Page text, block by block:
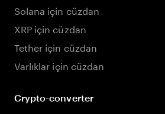
Solana için cüzdan
XRP için cüzdan
Tether için cüzdan
Varlıklar için cüzdan
Crypto-converter